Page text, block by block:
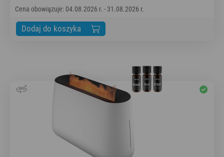
Cena obowiązuje: 04.08.2026 r. - 31.08.2026 r.
Dodaj do koszyka